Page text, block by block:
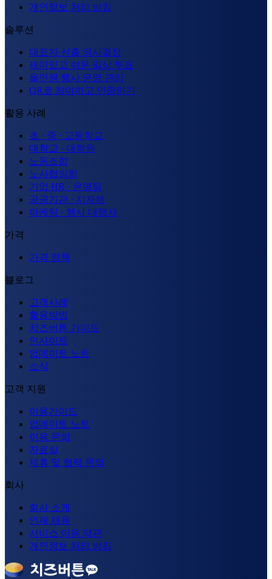
개인정보 처리 방침
솔루션
대표자 선출 의사결정
재미있고 쉬운 일상 투표
올인원 행사 운영 관리
QR로 참여하고 인증하기
활용 사례
초 · 중 · 고등학교
대학교 · 대학원
노동조합
노사협의회
기업 HR · 운영팀
공공기관 · 지자체
마케팅 · 행사 대행사
가격
가격 정책
블로그
고객사례
활용방법
치즈버튼 가이드
인사이트
업데이트 노트
소식
고객 지원
이용가이드
업데이트 노트
이용 문의
자료실
제휴 및 협력 문의
회사
회사 소개
인재 채용
서비스 이용 약관
개인정보 처리 방침